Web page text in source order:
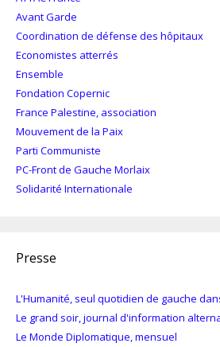
Avant Garde
Coordination de défense des hôpitaux
Economistes atterrés
Ensemble
Fondation Copernic
France Palestine, association
Mouvement de la Paix
Parti Communiste
PC-Front de Gauche Morlaix
Solidarité Internationale
Presse
L'Humanité, seul quotidien de gauche
Le grand soir, journal d'information
Le Monde Diplomatique, mensuel